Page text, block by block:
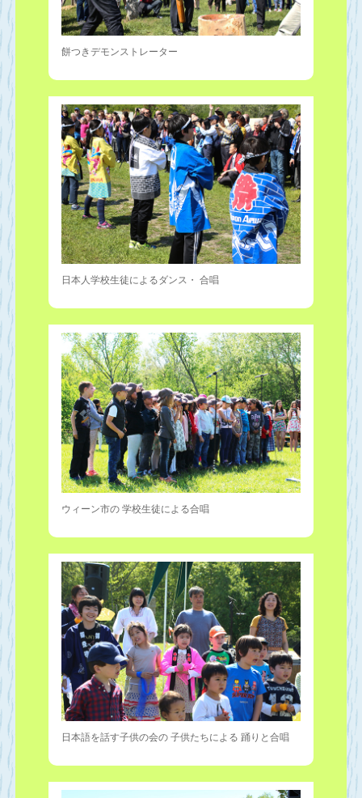
餅つきデモンストレーター
日本人学校生徒によるダンス・ 合唱
ウィーン市の 学校生徒による合唱
日本語を話す子供の会の 子供たちによる 踊りと合唱